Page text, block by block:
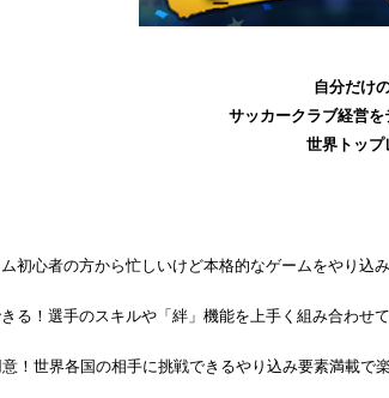
自分だけ
サッカークラブ経営を
世界トップ
心者の方から忙しいけど本格的なゲームをやり込
！選手のスキルや「絆」機能を上手く組み合わせ
！世界各国の相手に挑戦できるやり込み要素満載で